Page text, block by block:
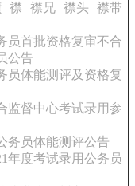
襟 襟兄 襟头
襟带
员首批资格复审不合
公告
员体能测评及资格复
监督中心考试录用参
务员体能测评公告
年度考试录用公务员